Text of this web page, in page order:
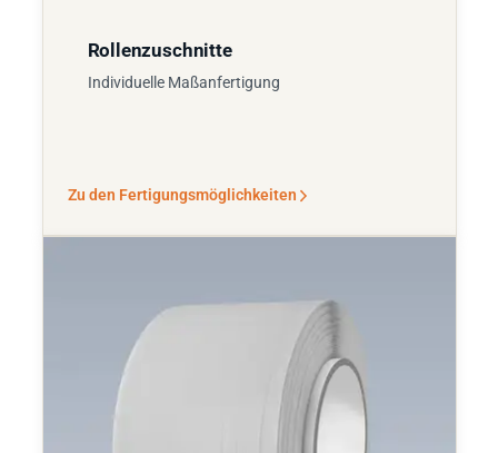
Rollenzuschnitte
Individuelle Maßanfertigung
Zu den Fertigungsmöglichkeiten